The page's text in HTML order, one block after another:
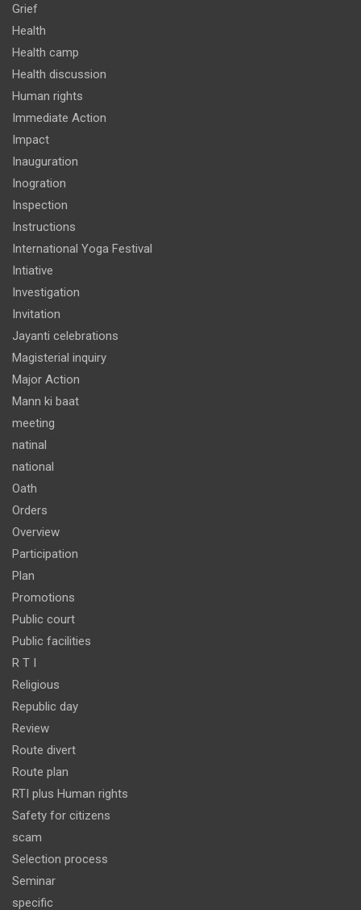
Grief
Health
Health camp
Health discussion
Human rights
Immediate Action
Impact
Inauguration
Inogration
Inspection
Instructions
International Yoga Festival
Intiative
Investigation
Invitation
Jayanti celebrations
Magisterial inquiry
Major Action
Mann ki baat
meeting
natinal
national
Oath
Orders
Overview
Participation
Plan
Promotions
Public court
Public facilities
R T I
Religious
Republic day
Review
Route divert
Route plan
RTI plus Human rights
Safety for citizens
scam
Selection process
Seminar
specific